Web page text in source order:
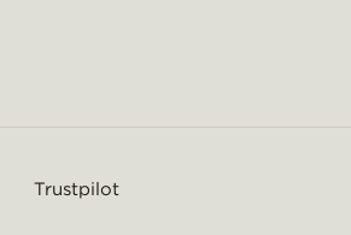
Trustpilot